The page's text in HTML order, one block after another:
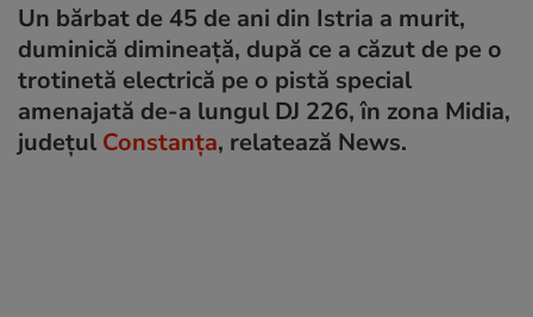
Un bărbat de 45 de ani din Istria a murit,
duminică dimineață, după ce a căzut de pe o
trotinetă electrică pe o pistă special
amenajată de-a lungul DJ 226, în zona Midia,
județul Constanța, relatează News.